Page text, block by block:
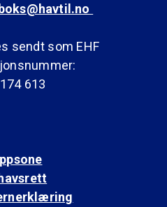
sendt som EHF
613